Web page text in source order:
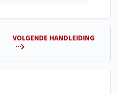
VOLGENDE HANDLEIDING